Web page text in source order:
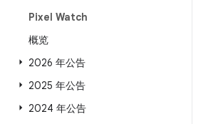
Pixel Watch
概览
2026 年公告
2025 年公告
2024 年公告